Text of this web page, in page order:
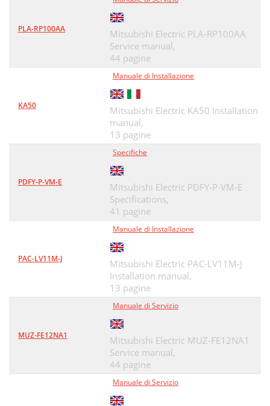
PLA-RP100AA
Mitsubishi Electric PLA-RP100AA
Service manual,
44 pagine
KA50
Manuale di Installazione
Mitsubishi Electric KA50 Installation
manual,
13 pagine
PDFY-P-VM-E
Specifiche
Mitsubishi Electric PDFY-P-VM-E
Specifications,
41 pagine
PAC-LV11M-J
Manuale di Installazione
Mitsubishi Electric PAC-LV11M-J
Installation manual,
13 pagine
MUZ-FE12NA1
Manuale di Servizio
Mitsubishi Electric MUZ-FE12NA1
Service manual,
44 pagine
Manuale di Servizio